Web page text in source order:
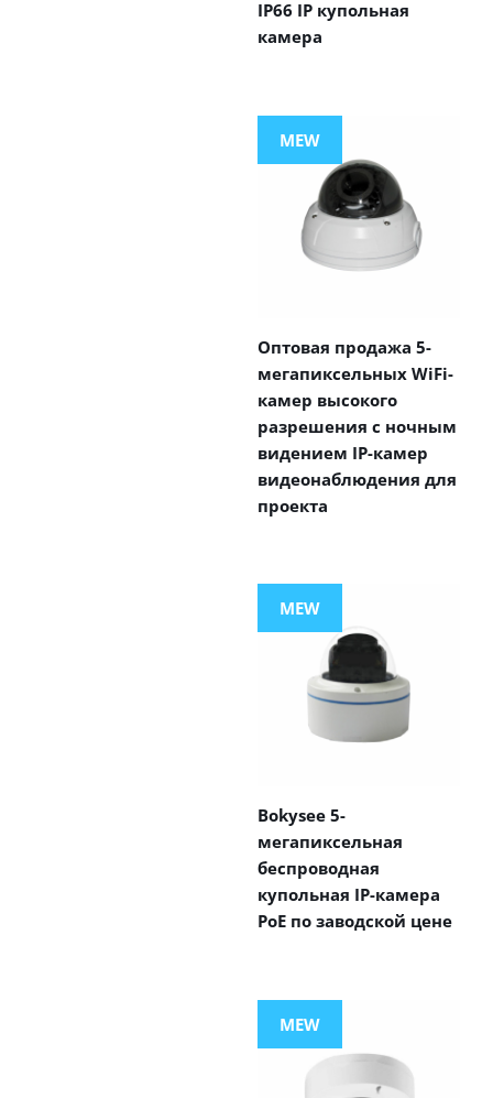
IP66 IP купольная
камера
MEW
Оптовая продажа 5-
мегапиксельных WiFi-
камер высокого
разрешения с ночным
видением IP-камер
видеонаблюдения для
проекта
MEW
Bokysee 5-
мегапиксельная
беспроводная
купольная IP-камера
PoE по заводской цене
MEW